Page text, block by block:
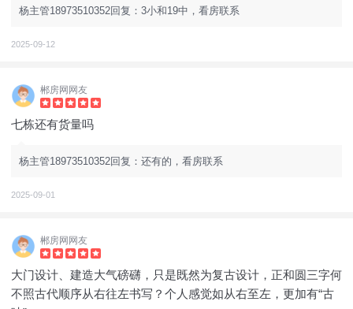
杨主管18973510352回复：3小和19中，看房联系
2025-09-12
郴房网网友
七栋还有货量吗
杨主管18973510352回复：还有的，看房联系
2025-09-01
郴房网网友
大门设计、建造大气磅礴，只是既然为复古设计，正和圆三字何
不照古代顺序从右往左书写？个人感觉如从右至左，更加有“古